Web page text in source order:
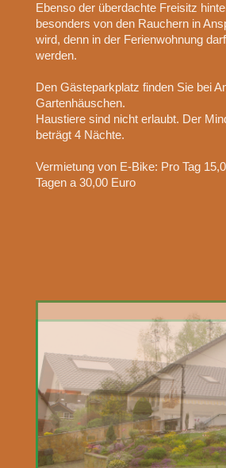
Ebenso der überdachte Freisitz
besonders von den Rauchern in
wird, denn in der Ferienwohnung
werden.
Den Gästeparkplatz finden Sie bei
Gartenhäuschen.
Haustiere sind nicht erlaubt. Der
beträgt 4 Nächte.
Vermietung von E-Bike: Pro Tag
Tagen a 30,00 Euro